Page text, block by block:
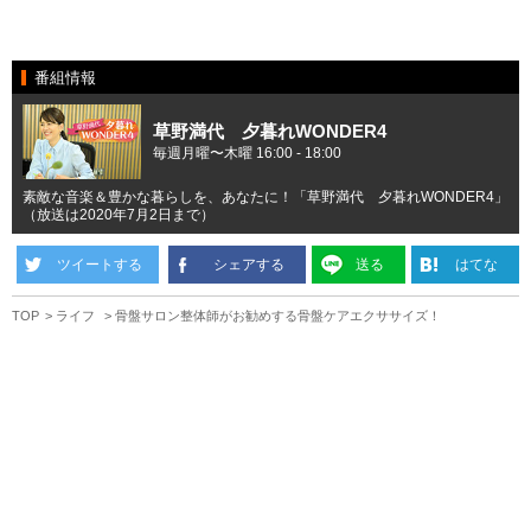
番組情報
草野満代 夕暮れWONDER4
毎週月曜〜木曜 16:00 - 18:00
素敵な音楽＆豊かな暮らしを、あなたに！「草野満代 夕暮れWONDER4」
（放送は2020年7月2日まで）
ツイートする シェアする 送る はてな
TOP ライフ 骨盤サロン整体師がお勧めする骨盤ケアエクササイズ！